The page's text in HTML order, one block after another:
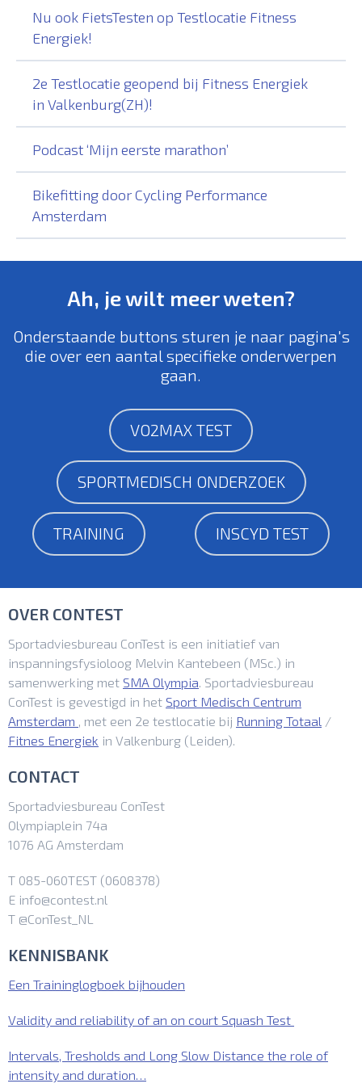
Nu ook FietsTesten op Testlocatie Fitness
Energiek!
2e Testlocatie geopend bij Fitness Energiek
in Valkenburg(ZH)!
Podcast ‘Mijn eerste marathon’
Bikefitting door Cycling Performance
Amsterdam
Ah, je wilt meer weten?
Onderstaande buttons sturen je naar pagina's
die over een aantal specifieke onderwerpen
gaan.
VO2MAX TEST
SPORTMEDISCH ONDERZOEK
TRAINING INSCYD TEST
OVER CONTEST
Sportadviesbureau ConTest is een initiatief van
inspanningsfysioloog Melvin Kantebeen (MSc.) in
samenwerking met SMA Olympia. Sportadviesbureau
ConTest is gevestigd in het Sport Medisch Centrum
Amsterdam , met een 2e testlocatie bij Running Totaal /
Fitnes Energiek in Valkenburg (Leiden).
CONTACT
Sportadviesbureau ConTest
Olympiaplein 74a
1076 AG Amsterdam
T 085-060TEST (0608378)
E info@contest.nl
T @ConTest_NL
KENNISBANK
Een Traininglogboek bijhouden
Validity and reliability of an on court Squash Test
Intervals, Tresholds and Long Slow Distance the role of
intensity and duration…